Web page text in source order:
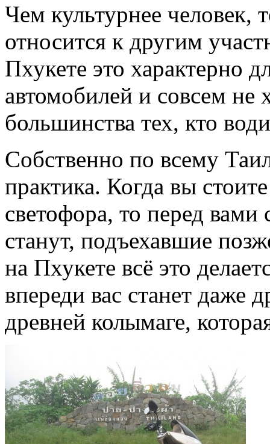
Чем культурнее человек,
относится к другим
Пхукете это характерно
автомобилей и совсем не
большинства тех, кто
Собственно по всему
практика. Когда вы
светофора, то перед вами
станут, подъехавшие
на Пхукете всё это
впереди вас станет даже
древней колымаге,